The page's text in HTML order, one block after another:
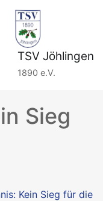
TSV Jöhlingen
1890 e.V.
Sieg
Kein Sieg für die